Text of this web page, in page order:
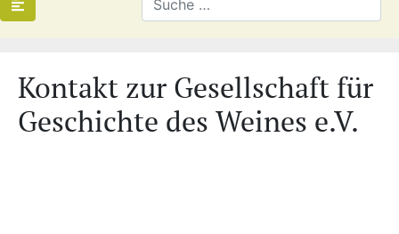
Kontakt zur Gesellschaft für
Geschichte des Weines e.V.